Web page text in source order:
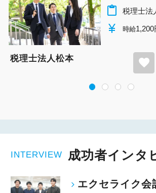
content_paste 税理士法
currency_yen 時給1,200
税理士法人松本 favorite
INTERVIEW 成功者インタ
エクセライク